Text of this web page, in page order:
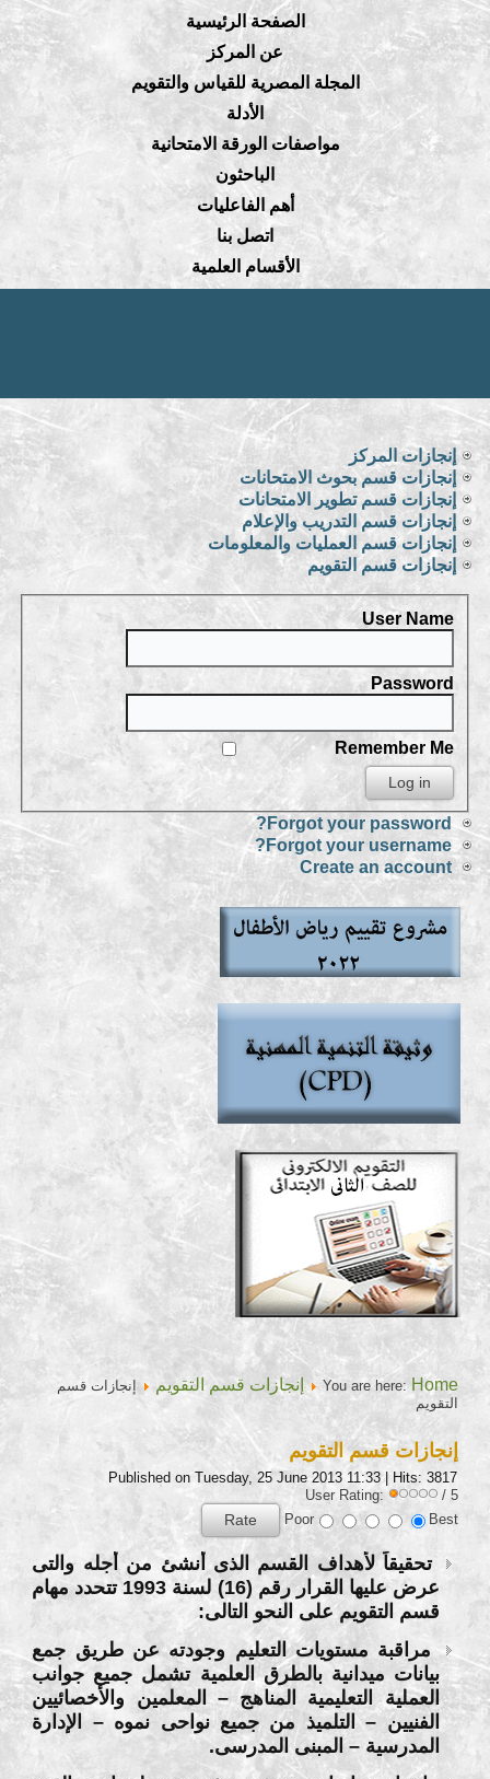
الصفحة الرئيسية
عن المركز
المجلة المصرية للقياس والتقويم
الأدلة
مواصفات الورقة الامتحانية
الباحثون
أهم الفاعليات
اتصل بنا
الأقسام العلمية
إنجازات المركز
إنجازات قسم بحوث الامتحانات
إنجازات قسم تطوير الامتحانات
إنجازات قسم التدريب والإعلام
إنجازات قسم العمليات والمعلومات
إنجازات قسم التقويم
User Name
Password
Remember Me
Forgot your password?
Forgot your username?
Create an account
You are here: Home إنجازات قسم التقويم
إنجازات قسم
التقويم
إنجازات قسم التقويم
Published on Tuesday, 25 June 2013 11:33| Hits: 3817
User Rating:
/ 5
Poor
Best
تحقيقاً لأهداف القسم الذى أنشئ من أجله والتى
عرض عليها القرار رقم (16) لسنة 1993 تتحدد مهام
قسم التقويم على النحو التالى:
مراقبة مستويات التعليم وجودته عن طريق جمع
بيانات ميدانية بالطرق العلمية تشمل جميع جوانب
العملية التعليمية المناهج – المعلمين والأخصائيين
الفنيين – التلميذ من جميع نواحى نموه – الإدارة
المدرسية – المبنى المدرسى.